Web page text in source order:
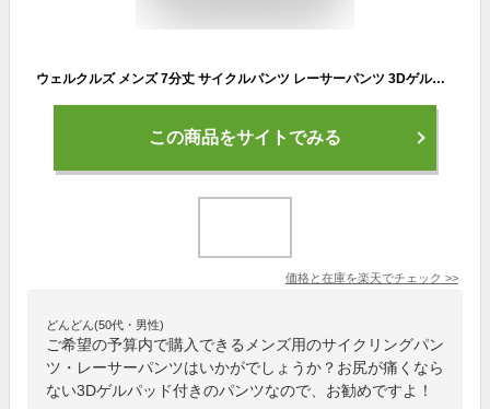
ウェルクルズ メンズ 7分丈 サイクルパンツ レーサーパンツ 3Dゲルパッド付 自転車 サイクルジャージ サイクルウェア サイクリングパンツ ロードバイク サイクリング レーパン 自転車ウェア ひざ下丈 サイクリングウェア 吸汗速乾 通気性 おしゃれ カジュアル WL-BB015
この商品をサイトでみる
価格と在庫を楽天でチェック >>
どんどん(50代・男性)
ご希望の予算内で購入できるメンズ用のサイクリングパン
ツ・レーサーパンツはいかがでしょうか？お尻が痛くなら
ない3Dゲルパッド付きのパンツなので、お勧めですよ！